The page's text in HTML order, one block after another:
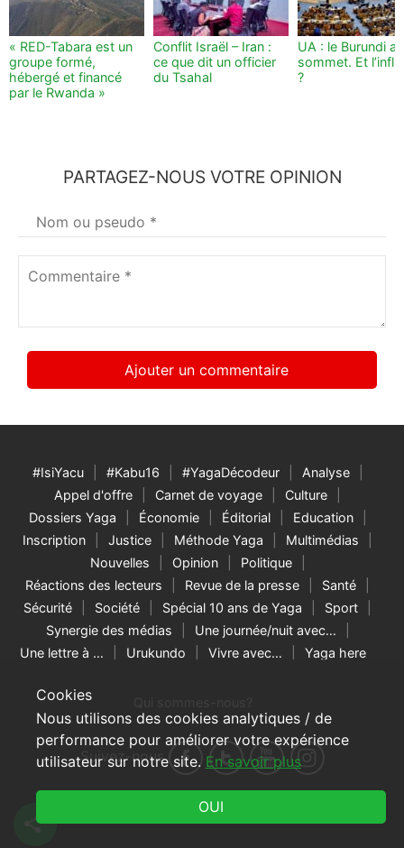
Cookies
Nous utilisons des cookies analytiques / de
performance pour améliorer votre expérience
utilisateur sur notre site. En savoir plus
« RED-Tabara est un
groupe formé,
hébergé et financé
par le Rwanda »
Conflit Israël – Iran :
ce que dit un officier
du Tsahal
UA : le Burundi au
sommet. Et
?
PARTAGEZ-NOUS VOTRE OPINION
Votre
nom*
#IsiYacu #Kabu16 #YagaDécodeur
Analyse
Appel d'offre
Carnet de voyage
Culture
Dossiers Yaga
Économie Éditorial
Education
Inscription
Justice Méthode Yaga
Multimédias
Nouvelles
Opinion
Politique
Réactions des lecteurs
Revue de la presse
Santé
Sécurité
Société Spécial 10 ans de Yaga
Sport
Synergie des médias
Une journée/nuit avec…
Une lettre à …
Urukundo Vivre avec… Yaga here
Suivez-nous
© 2026 Yaga Burundi & RNW Media